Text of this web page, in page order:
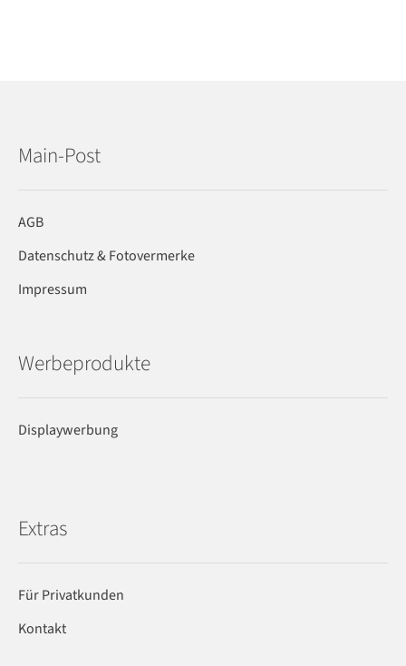
Main-Post
AGB
Datenschutz & Fotovermerke
Impressum
Werbeprodukte
Displaywerbung
Extras
Für Privatkunden
Kontakt